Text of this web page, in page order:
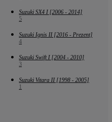
Suzuki SX4 I [2006 - 2014]
5
Suzuki Ignis II [2016 - Prezent]
4
Suzuki Swift I [2004 - 2010]
3
Suzuki Vitara II [1998 - 2005]
1